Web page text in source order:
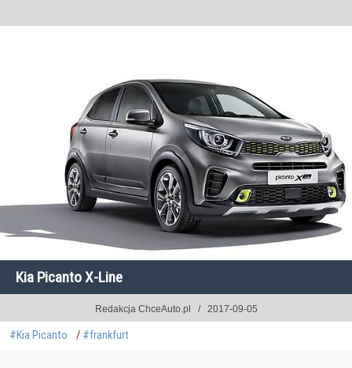
Kia Picanto X-Line
Redakcja ChceAuto.pl 2017-09-05
#Kia Picanto #frankfurt